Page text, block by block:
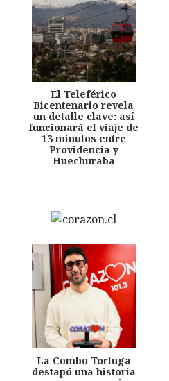
El Teleférico
Bicentenario revela
un detalle clave: así
funcionará el viaje de
13 minutos entre
Providencia y
Huechuraba
La Combo Tortuga
destapó una historia